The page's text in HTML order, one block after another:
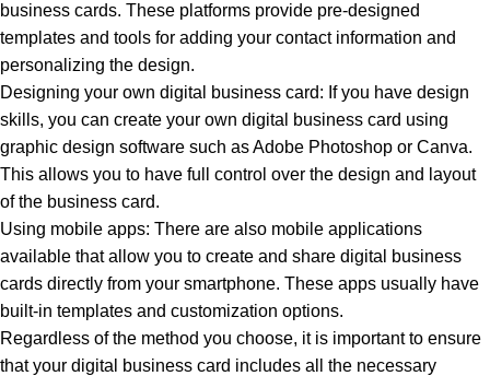
business cards. These platforms provide pre-designed
templates and tools for adding your contact information and
personalizing the design.
Designing your own digital business card: If you have design
skills, you can create your own digital business card using
graphic design software such as Adobe Photoshop or Canva.
This allows you to have full control over the design and layout
of the business card.
Using mobile apps: There are also mobile applications
available that allow you to create and share digital business
cards directly from your smartphone. These apps usually have
built-in templates and customization options.
Regardless of the method you choose, it is important to ensure
that your digital business card includes all the necessary